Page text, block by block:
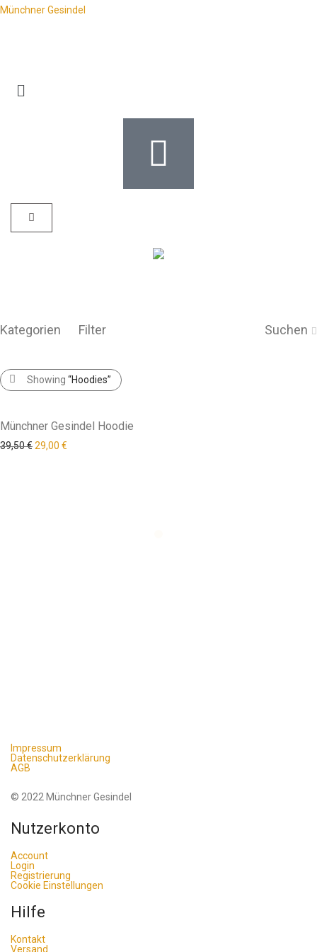
Münchner Gesindel
Kategorien Filter Suchen
Showing “Hoodies”
Münchner Gesindel Hoodie
39,50€29,00 €
ca. 3 Werktage
Impressum
Datenschutzerklärung
AGB
© 2022 Münchner Gesindel
Nutzerkonto
Account
Login
Registrierung
Cookie Einstellungen
Hilfe
Kontakt
Versand